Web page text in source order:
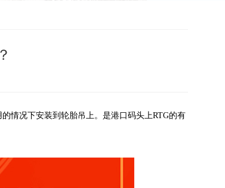
情况下安装到轮胎吊上。是港口码头上RTG的有